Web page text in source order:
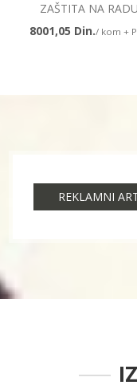
ZAŠTITA NA RADU
8001,05 Din./ kom +
REKLAMNI